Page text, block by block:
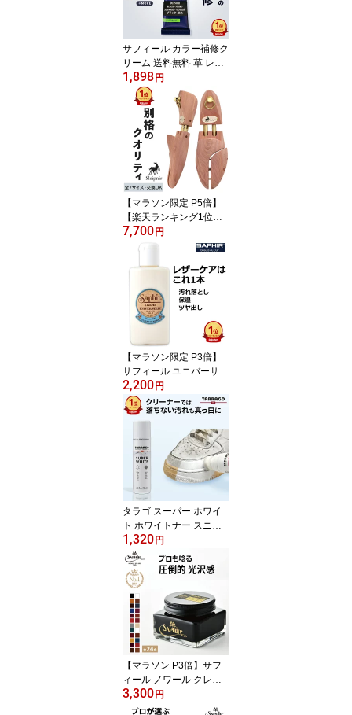
入れ セット ブラシ シュ
ーケアセット ギフト DA
SCO PA-D30P
サフィール カラー補修ク
リーム 送料無料 革 レザ
ー 合成皮革 合皮 補色 着
色 補修 修理 バッグ 靴 ソ
ファー クリーム 色あせ
色落ち キズ 手入れ 革靴
傷 消し ひっかきキズ ス
ニーカー レノベイティン
グ カラー補修 チューブ 2
5ml 全48色 色グループ 2
-1
1,898円
【マラソン限定 P5倍】
【楽天ランキング1位受
賞！】 スレイプニル ト
ラディショナル モデル
【サイズ交換可能】 木製
メンズ レッドシダー シ
ューツリー シューズキー
パー シダー 革靴 靴 Sleip
nir 吸湿 高級 高級靴 シワ
伸ばし 乾燥 幅広
7,700円
【マラソン限定 P3倍】
サフィール ユニバーサル
レザー ローション 保革
保湿 お手入れ 手入れ 汚
れ 汚れ落とし クリーナ
ー クリーニング 本革 革
革製品 革靴 靴 鞄 革バッ
グ バッグ 財布 ベルト 革
ジャン ライダース 手袋
SAPHIR ユニバーサルロ
ーション 無色
2,200円
タラゴ スーパー ホワイ
ト ホワイトナー スニー
カー 靴 ソール 黄ばみ 白
く戻す 白くする ホワイ
トニング 白スニーカー
着色 補色 色補修 隠す 靴
磨き 汚れ落とし 白 手入
れ 黄ばみとり 色落ち ク
リーナー 傷隠し 漂白 ス
ニーカークリーナー
1,320円
【マラソン P3倍】サフ
ィール ノワール クレム1
925 【送料無料】高級 靴
クリーム 保革 ツヤ出し
3,300円